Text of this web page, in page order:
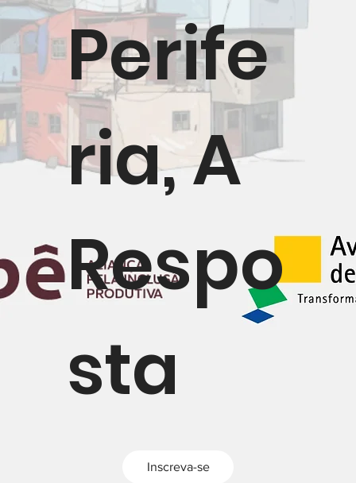
Perife
ria, A
Respo
sta
Inscreva-se